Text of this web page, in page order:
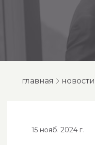
главная новости
15 нояб. 2024 г.